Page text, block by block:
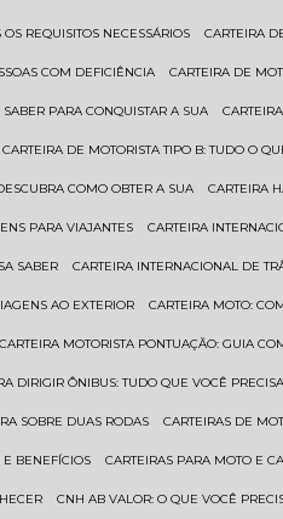
REQUISITOS NECESSÁRIOS CARTEIRA
COM DEFICIÊNCIA CARTEIRA DE
PARA CONQUISTAR A SUA
CARTEIRA DE MOTORISTA TIPO B: TUDO O
COMO OBTER A SUA CARTEIRA
PARA VIAJANTES CARTEIRA
SABER CARTEIRA INTERNACIONAL DE
AO EXTERIOR CARTEIRA MOTO:
CARTEIRA MOTORISTA PONTUAÇÃO: GUIA
DIRIGIR ÔNIBUS: TUDO QUE VOCÊ
SOBRE DUAS RODAS CARTEIRAS DE
E BENEFÍCIOS CARTEIRAS PARA MOTO E
CNH AB VALOR: O QUE VOCÊ